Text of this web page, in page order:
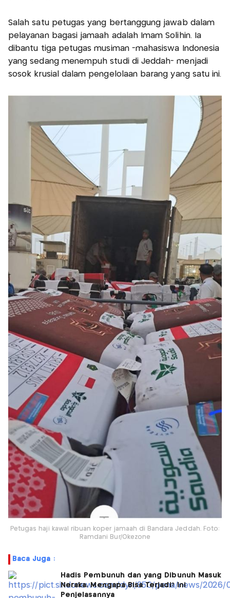
Salah satu petugas yang bertanggung jawab dalam
pelayanan bagasi jamaah adalah Imam Solihin. Ia
dibantu tiga petugas musiman -mahasiswa Indonesia
yang sedang menempuh studi di Jeddah- menjadi
sosok krusial dalam pengelolaan barang yang satu ini.
Petugas haji kawal ribuan koper jamaah di Bandara Jeddah. Foto:
Ramdani Bur/Okezone
Baca Juga :
Hadis Pembunuh dan yang Dibunuh Masuk
Neraka, Mengapa Bisa Terjadi? Ini
Penjelasannya